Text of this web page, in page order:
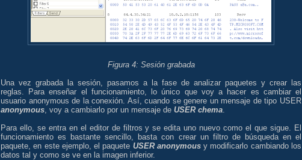
Figura 4: Sesión grabada
Una vez grabada la sesión, pasamos a la fase de analizar paquetes y crear las
reglas. Para enseñar el funcionamiento, lo único que voy a hacer es cambiar el
usuario anonymous de la conexión. Así, cuando se genere un mensaje de tipo USER
anonymous , voy a cambiarlo por un mensaje de USER chema
Para ello, se entra en el editor de filtros y se edita uno nuevo como el que sigue. El
funcionamiento es bastante sencillo, basta con crear un filtro de búsqueda en el
paquete, en este ejemplo, el paquete USER anonymousy modificarlo cambiando los
datos tal y como se ve en la imagen inferior.